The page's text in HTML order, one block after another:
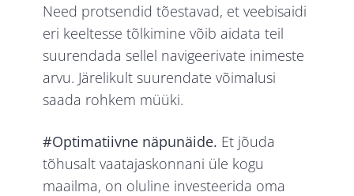
Need protsendid tõestavad, et veebisaidi
eri keeltesse tõlkimine võib aidata teil
suurendada sellel navigeerivate inimeste
arvu. Järelikult suurendate võimalusi
saada rohkem müüki.
#Optimatiivne näpunäide. Et jõuda
tõhusalt vaatajaskonnani üle kogu
maailma, on oluline investeerida oma